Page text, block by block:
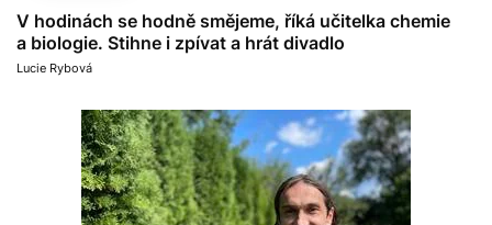
V hodinách se hodně smějeme, říká učitelka chemie
a biologie. Stihne i zpívat a hrát divadlo
Lucie Rybová